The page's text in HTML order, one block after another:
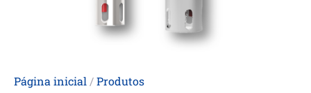
Página inicial/Produtos